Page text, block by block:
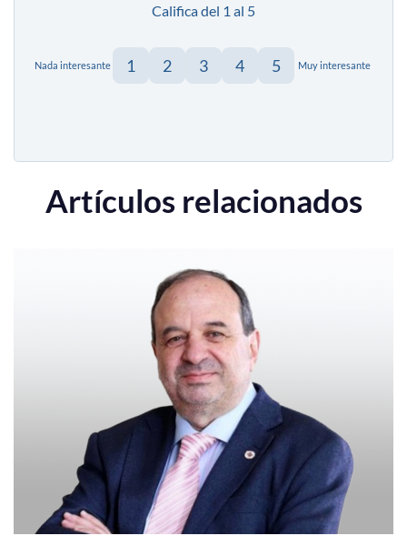
Califica del 1 al 5
Nada interesante 1 2 3 4 5 Muy interesante
Artículos relacionados